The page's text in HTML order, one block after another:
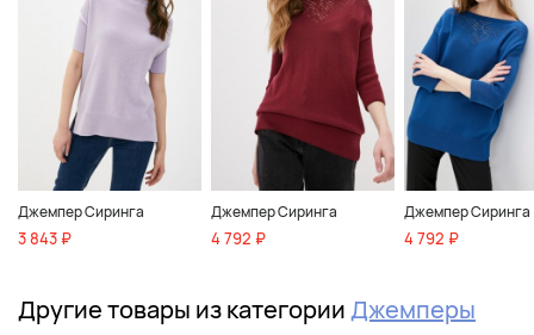
Джемпер Сиринга
3 843 ₽
Джемпер Сиринга
4 792 ₽
Джемпер Сиринга
4 792 ₽
Другие товары из категорииДжемперы